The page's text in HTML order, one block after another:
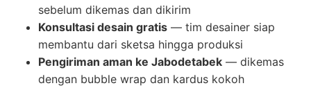
sebelum dikemas dan dikirim
Konsultasi desain gratis — tim desainer siap
membantu dari sketsa hingga produksi
Pengiriman aman ke Jabodetabek — dikemas
dengan bubble wrap dan kardus kokoh